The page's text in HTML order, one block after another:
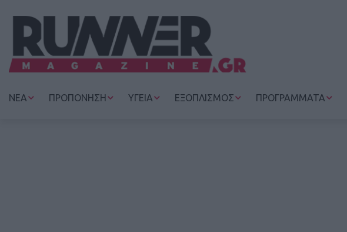
ΝΕΑ ΠΡΟΠΟΝΗΣΗ ΥΓΕΙΑ ΕΞΟΠΛΙΣΜΟΣ ΠΡΟΓΡΑΜΜΑΤΑ